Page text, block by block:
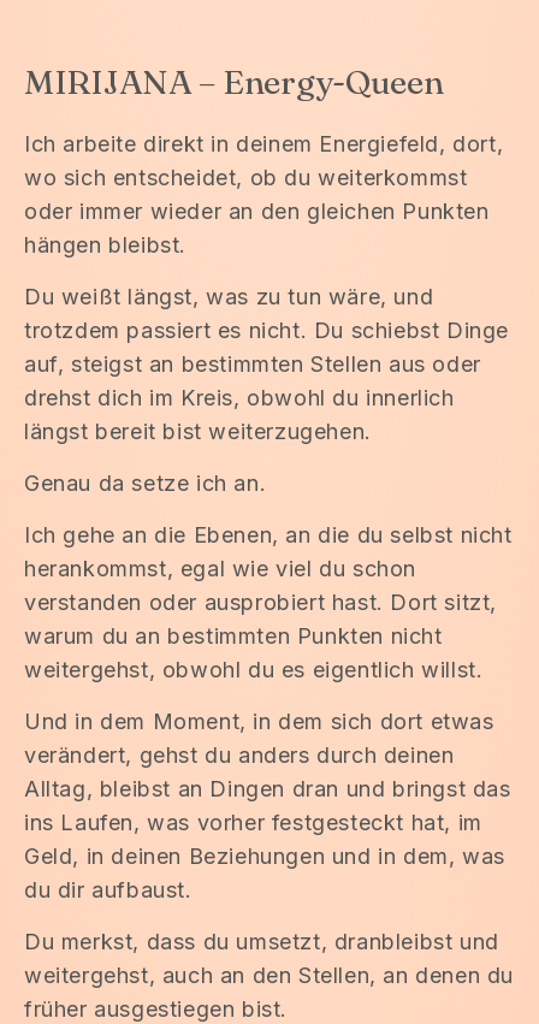
MIRIJANA – Energy-Queen
Ich arbeite direkt in deinem Energiefeld, dort,
wo sich entscheidet, ob du weiterkommst
oder immer wieder an den gleichen Punkten
hängen bleibst.
Du weißt längst, was zu tun wäre, und
trotzdem passiert es nicht. Du schiebst Dinge
auf, steigst an bestimmten Stellen aus oder
drehst dich im Kreis, obwohl du innerlich
längst bereit bist weiterzugehen.
Genau da setze ich an.
Ich gehe an die Ebenen, an die du selbst nicht
herankommst, egal wie viel du schon
verstanden oder ausprobiert hast. Dort sitzt,
warum du an bestimmten Punkten nicht
weitergehst, obwohl du es eigentlich willst.
Und in dem Moment, in dem sich dort etwas
verändert, gehst du anders durch deinen
Alltag, bleibst an Dingen dran und bringst das
ins Laufen, was vorher festgesteckt hat, im
Geld, in deinen Beziehungen und in dem, was
du dir aufbaust.
Du merkst, dass du umsetzt, dranbleibst und
weitergehst, auch an den Stellen, an denen du
früher ausgestiegen bist.